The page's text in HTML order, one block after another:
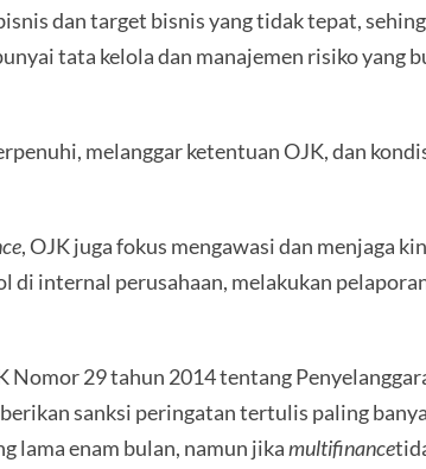
dan target bisnis yang tidak tepat,
tata kelola dan manajemen risiko
melanggar ketentuan OJK, dan
, OJK juga fokus mengawasi dan menjaga
di internal perusahaan, melakukan
29 tahun 2014 tentang
sanksi peringatan tertulis paling
lama enam bulan, namun jikamultifinance